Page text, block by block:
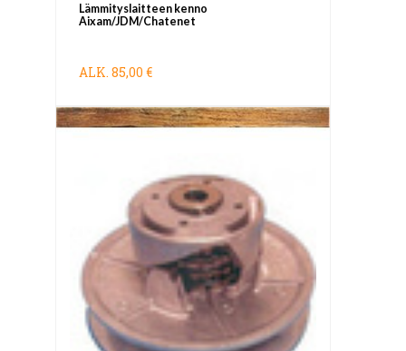
Lämmityslaitteen kenno
Aixam/JDM/Chatenet
ALK. 85,00 €